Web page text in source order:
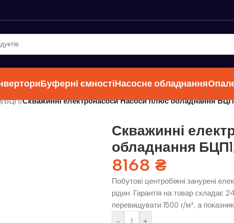
Буферні ємностіНасосне обладнання
/БЦП/Скважинні електронасоси Насоси плюс обладнання
Скважинні
обладнання
8168 ₴
Побутові центробіжні занурені
рідин. Гарантія на товар складає
перевищувати 1500 г/м³, а